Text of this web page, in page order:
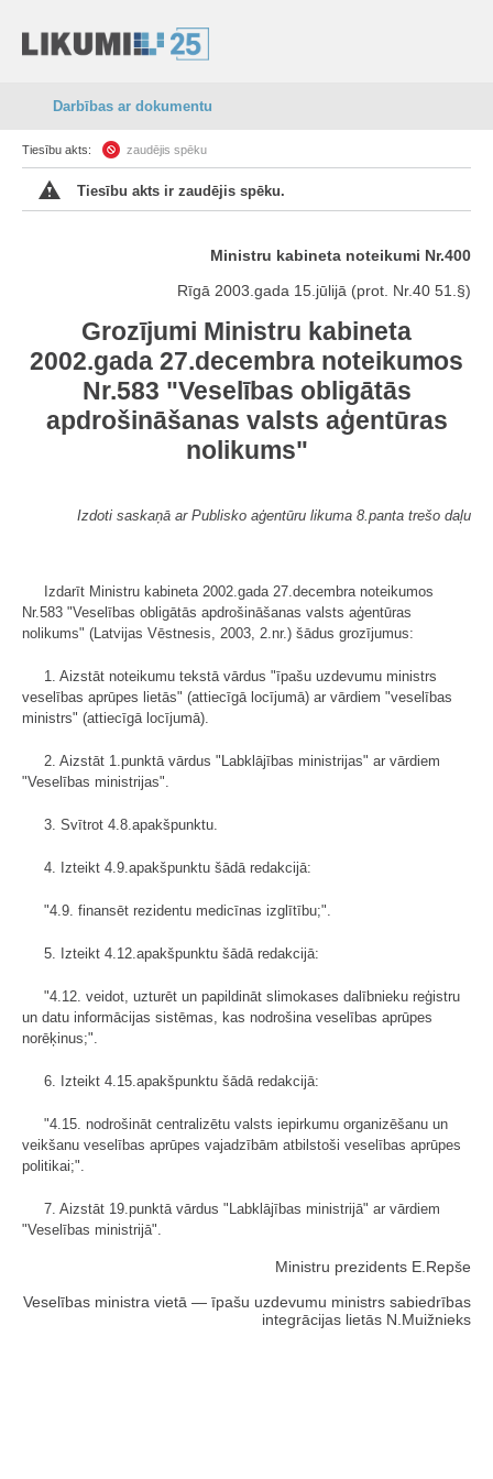
Darbības ar dokumentu
Tiesību akts: zaudējis spēku
Tiesību akts ir zaudējis spēku.
Ministru kabineta noteikumi Nr.400
Rīgā 2003.gada 15.jūlijā (prot. Nr.40 51.§)
Grozījumi Ministru kabineta
2002.gada 27.decembra noteikumos
Nr.583 "Veselības obligātās
apdrošināšanas valsts aģentūras
nolikums"
Izdoti saskaņā ar Publisko aģentūru likuma 8.panta trešo daļu
Izdarīt Ministru kabineta 2002.gada 27.decembra noteikumos
Nr.583 "Veselības obligātās apdrošināšanas valsts aģentūras
nolikums" (Latvijas Vēstnesis, 2003, 2.nr.) šādus grozījumus:
1. Aizstāt noteikumu tekstā vārdus "īpašu uzdevumu ministrs
veselības aprūpes lietās" (attiecīgā locījumā) ar vārdiem "veselības
ministrs" (attiecīgā locījumā).
2. Aizstāt 1.punktā vārdus "Labklājības ministrijas" ar vārdiem
"Veselības ministrijas".
3. Svītrot 4.8.apakšpunktu.
4. Izteikt 4.9.apakšpunktu šādā redakcijā:
"4.9. finansēt rezidentu medicīnas izglītību;".
5. Izteikt 4.12.apakšpunktu šādā redakcijā:
"4.12. veidot, uzturēt un papildināt slimokases dalībnieku reģistru
un datu informācijas sistēmas, kas nodrošina veselības aprūpes
norēķinus;".
6. Izteikt 4.15.apakšpunktu šādā redakcijā:
"4.15. nodrošināt centralizētu valsts iepirkumu organizēšanu un
veikšanu veselības aprūpes vajadzībām atbilstoši veselības aprūpes
politikai;".
7. Aizstāt 19.punktā vārdus "Labklājības ministrijā" ar vārdiem
"Veselības ministrijā".
Ministru prezidents E.Repše
Veselības ministra vietā — īpašu uzdevumu ministrs sabiedrības
integrācijas lietās N.Muižnieks